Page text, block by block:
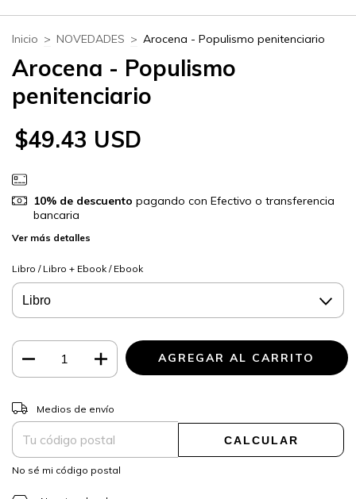
Inicio > NOVEDADES > Arocena - Populismo penitenciario
Arocena - Populismo
penitenciario
$49.43 USD
10% de descuento pagando con Efectivo o transferencia
bancaria
Ver más detalles
Libro / Libro + Ebook / Ebook
Entregas para el CP:
Medios de envío
CALCULAR
No sé mi código postal